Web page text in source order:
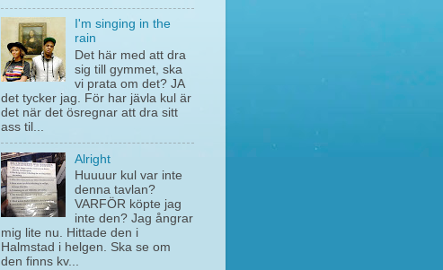
I'm singing in the
rain
Det här med att dra
sig till gymmet, ska
vi prata om det? JA
det tycker jag. För har jävla kul är
det när det ösregnar att dra sitt
ass til...
Alright
Huuuur kul var inte
denna tavlan?
VARFÖR köpte jag
inte den? Jag ångrar
mig lite nu. Hittade den i
Halmstad i helgen. Ska se om
den finns kv...